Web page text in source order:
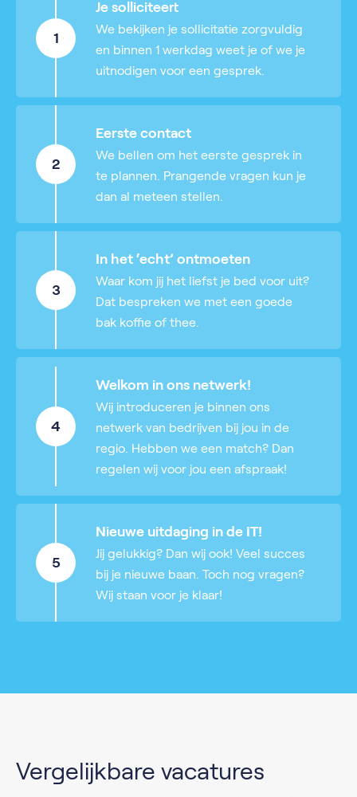
1
Je solliciteert
We bekijken je sollicitatie zorgvuldig
en binnen 1 werkdag weet je of we je
uitnodigen voor een gesprek.
2
Eerste contact
We bellen om het eerste gesprek in
te plannen. Prangende vragen kun je
dan al meteen stellen.
3
In het ‘echt’ ontmoeten
Waar kom jij het liefst je bed voor uit?
Dat bespreken we met een goede
bak koffie of thee.
4
Welkom in ons netwerk!
Wij introduceren je binnen ons
netwerk van bedrijven bij jou in de
regio. Hebben we een match? Dan
regelen wij voor jou een afspraak!
5
Nieuwe uitdaging in de IT!
Jij gelukkig? Dan wij ook! Veel succes
bij je nieuwe baan. Toch nog vragen?
Wij staan voor je klaar!
Vergelijkbare vacatures